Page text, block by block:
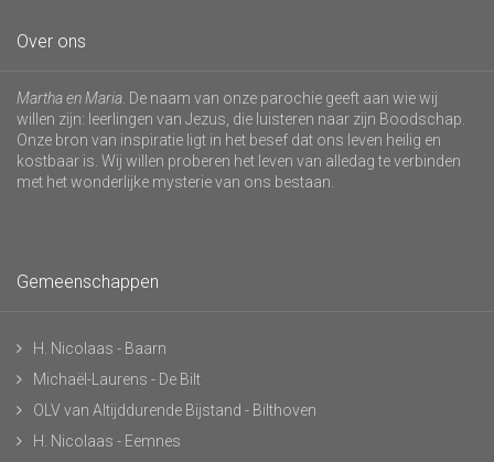
Over ons
Martha en Maria . De naam van onze parochie geeft aan wie wij
willen zijn: leerlingen van Jezus, die luisteren naar zijn Boodschap.
Onze bron van inspiratie ligt in het besef dat ons leven heilig en
kostbaar is. Wij willen proberen het leven van alledag te verbinden
met het wonderlijke mysterie van ons bestaan.
Gemeenschappen
H. Nicolaas - Baarn
Michaël-Laurens - De Bilt
OLV van Altijddurende Bijstand - Bilthoven
H. Nicolaas - Eemnes